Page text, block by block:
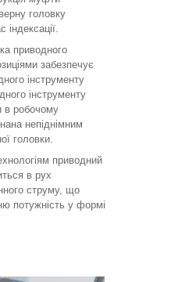
головку
індексації.
приводного
забезпечує
інструменту
інструменту
в робочому
непіднімним
головки.
приводний
в рух
струму, що
потужність у формі